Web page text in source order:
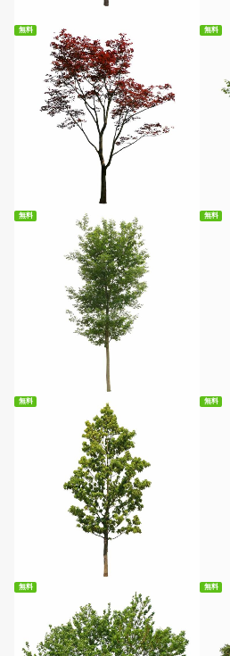
無料
無料ダウンロード
無料
無料
無料ダウンロード
無料
無料
無料ダウンロード
無料
無料 無料